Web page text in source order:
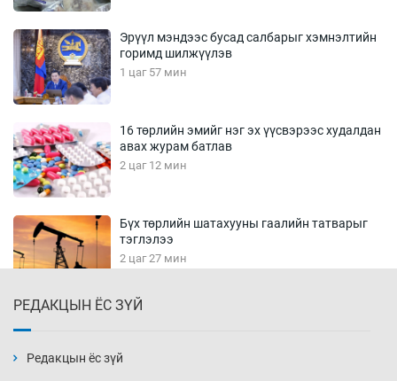
Эрүүл мэндээс бусад салбарыг хэмнэлтийн
горимд шилжүүлэв
1 цаг 57 мин
16 төрлийн эмийг нэг эх үүсвэрээс худалдан
авах журам батлав
2 цаг 12 мин
Бүх төрлийн шатахууны гаалийн татварыг
тэглэлээ
2 цаг 27 мин
2 цаг 57 мин
РЕДАКЦЫН ЁС ЗҮЙ
Редакцын ёс зүй